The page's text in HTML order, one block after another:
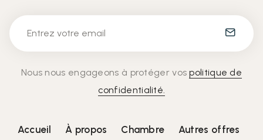
Nous nous engageons à protéger vospolitique de
confidentialité.
Accueil À propos Chambre Autres offres